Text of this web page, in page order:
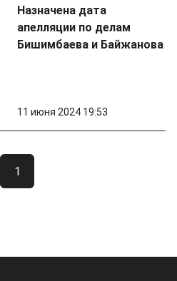
Назначена дата
апелляции по делам
Бишимбаева и Байжанова
11 июня 2024 19:53
1